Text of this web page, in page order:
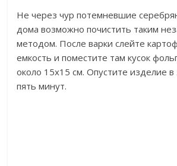
Не через чур потемневшие
дома возможно почистить таким
методом. После варки слейте
емкость и поместите там кусок
около 15х15 см. Опустите изделие в
пять минут.